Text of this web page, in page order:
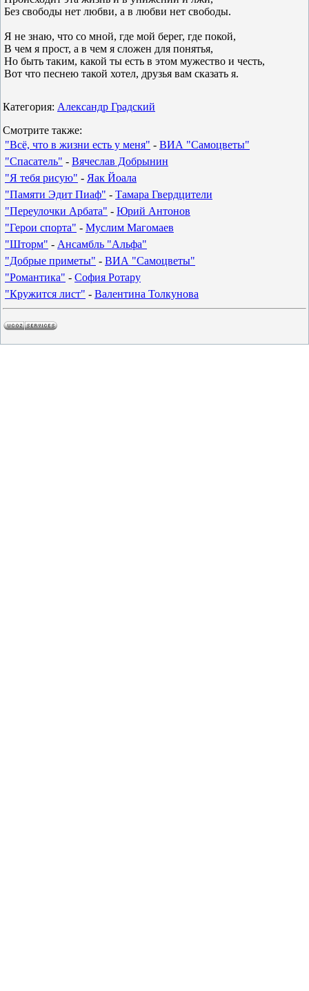
Без свободы нет любви, а в любви нет свободы.
Я не знаю, что со мной, где мой берег, где покой,
В чем я прост, а в чем я сложен для понятья,
Но быть таким, какой ты есть в этом мужество и честь,
Вот что песнею такой хотел, друзья вам сказать я.
Категория: Александр Градский
Смотрите также:
"Всё, что в жизни есть у меня" - ВИА "Самоцветы"
"Спасатель" - Вячеслав Добрынин
"Я тебя рисую" - Яак Йоала
"Памяти Эдит Пиаф" - Тамара Гвердцители
"Переулочки Арбата" - Юрий Антонов
"Герои спорта" - Муслим Магомаев
"Шторм" - Ансамбль "Альфа"
"Добрые приметы" - ВИА "Самоцветы"
"Романтика" - София Ротару
"Кружится лист" - Валентина Толкунова